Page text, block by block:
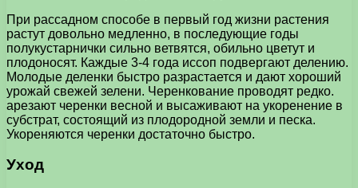
При рассадном способе в первый год жизни растения
растут довольно медленно, в последующие годы
полукустарнички сильно ветвятся, обильно цветут и
плодоносят. Каждые 3-4 года иссоп подвергают делению.
Молодые деленки быстро разрастается и дают хороший
урожай свежей зелени. Черенкование проводят редко.
арезают черенки весной и высаживают на укоренение в
субстрат, состоящий из плодородной земли и песка.
Укореняются черенки достаточно быстро.
Уход